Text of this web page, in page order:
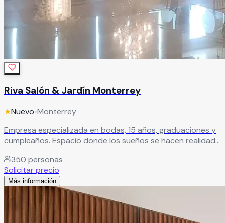
Riva Salón & Jardín Monterrey
★Nuevo•Monterrey
Empresa especializada en bodas, 15 años, graduaciones y
cumpleaños. Espacio donde los sueños se hacen realidad
350 personas
Solicitar precio
Más información